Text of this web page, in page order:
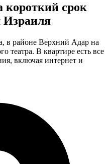
короткий срок
Израиля
в районе Верхний Адар на
театра. В квартире есть все
включая интернет и